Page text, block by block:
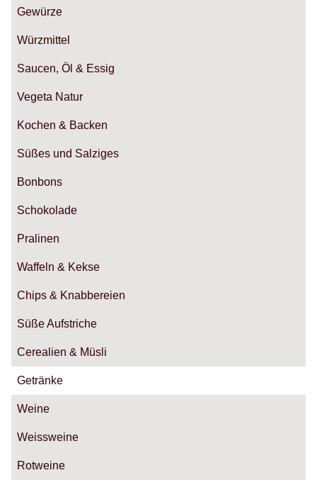
Gewürze
Würzmittel
Saucen, Öl & Essig
Vegeta Natur
Kochen & Backen
Süßes und Salziges
Bonbons
Schokolade
Pralinen
Waffeln & Kekse
Chips & Knabbereien
Süße Aufstriche
Cerealien & Müsli
Getränke
Weine
Weissweine
Rotweine